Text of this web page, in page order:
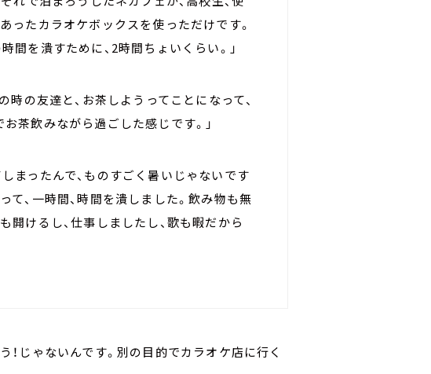
ったカラオケボックスを使っただけです。
間を潰すために、2時間ちょいくらい。」
の友達と、お茶しようってことになって、
茶飲みながら過ごした感じです。」
まったんで、ものすごく暑いじゃないです
て、一時間、時間を潰しました。飲み物も無
開けるし、仕事しましたし、歌も暇だから
！じゃないんです。別の目的でカラオケ店に行く